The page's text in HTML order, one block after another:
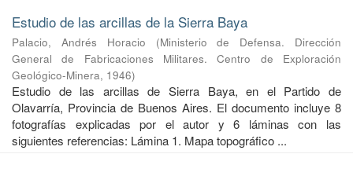
Estudio de las arcillas de la Sierra Baya
Palacio, Andrés Horacio (Ministerio de Defensa. Dirección
General de Fabricaciones Militares. Centro de Exploración
Geológico-Minera, 1946)
Estudio de las arcillas de Sierra Baya, en el Partido de
Olavarría, Provincia de Buenos Aires. El documento incluye 8
fotografías explicadas por el autor y 6 láminas con las
siguientes referencias: Lámina 1. Mapa topográfico ...